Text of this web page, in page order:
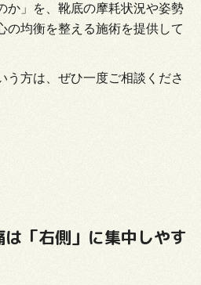
か」を、靴底の摩耗状況や姿勢
の均衡を整える施術を提供して
う方は、ぜひ一度ご相談くださ
「右側」に集中しやす